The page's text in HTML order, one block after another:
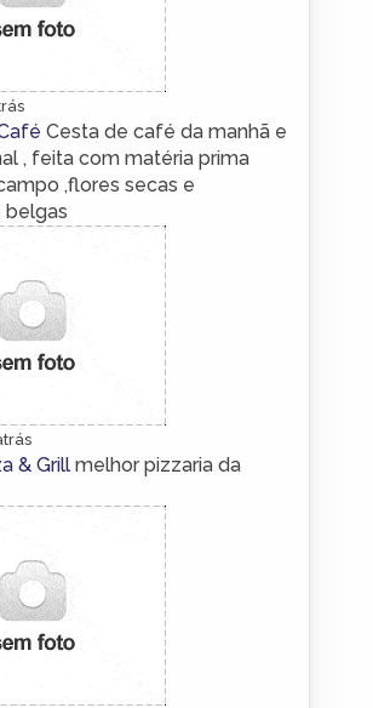
Cesta de café da manhã e
, feita com matéria prima
,flores secas e
belgas
& Grill melhor pizzaria da